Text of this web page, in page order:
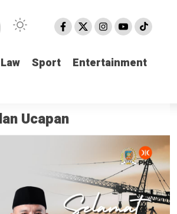
Law Sport
Entertainment
Law Sport
Entertainment
Ucapan